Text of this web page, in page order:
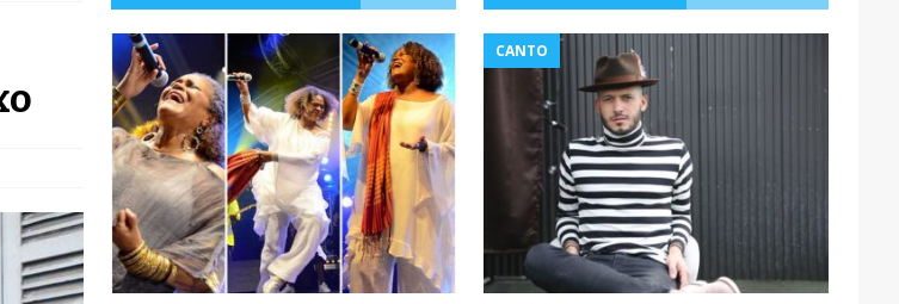
CANTO